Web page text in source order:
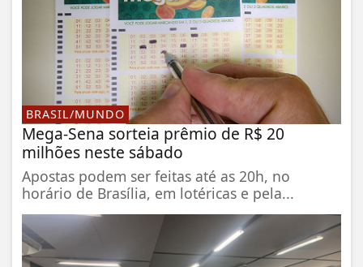
BRASIL/MUNDO
Mega-Sena sorteia prêmio de R$ 20
milhões neste sábado
Apostas podem ser feitas até as 20h, no
horário de Brasília, em lotéricas e pela...